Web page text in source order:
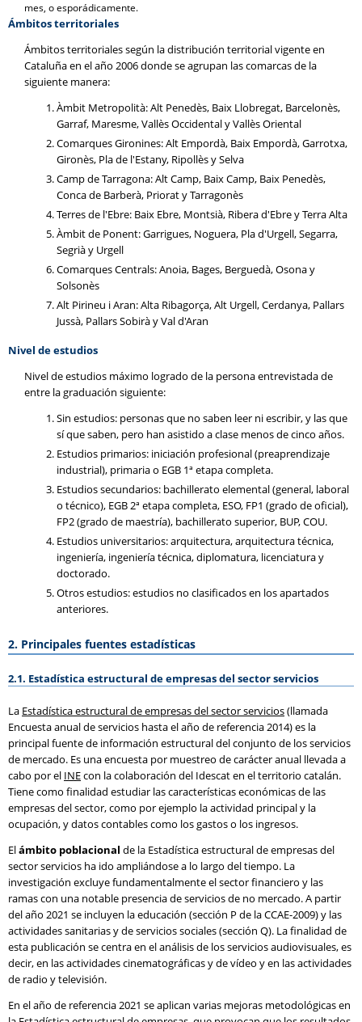
mes, o esporádicamente.
Ámbitos territoriales
Ámbitos territoriales según la distribución territorial vigente en
Cataluña en el año 2006 donde se agrupan las comarcas de la
siguiente manera:
Àmbit Metropolità: Alt Penedès, Baix Llobregat, Barcelonès,
Garraf, Maresme, Vallès Occidental y Vallès Oriental
Comarques Gironines: Alt Empordà, Baix Empordà, Garrotxa,
Gironès, Pla de l'Estany, Ripollès y Selva
Camp de Tarragona: Alt Camp, Baix Camp, Baix Penedès,
Conca de Barberà, Priorat y Tarragonès
Terres de l'Ebre: Baix Ebre, Montsià, Ribera d'Ebre y Terra Alta
Àmbit de Ponent: Garrigues, Noguera, Pla d'Urgell, Segarra,
Segrià y Urgell
Comarques Centrals: Anoia, Bages, Berguedà, Osona y
Solsonès
Alt Pirineu i Aran: Alta Ribagorça, Alt Urgell, Cerdanya, Pallars
Jussà, Pallars Sobirà y Val d'Aran
Nivel de estudios
Nivel de estudios máximo logrado de la persona entrevistada de
entre la graduación siguiente:
Sin estudios: personas que no saben leer ni escribir, y las que
sí que saben, pero han asistido a clase menos de cinco años.
Estudios primarios: iniciación profesional (preaprendizaje
industrial), primaria o EGB 1ª etapa completa.
Estudios secundarios: bachillerato elemental (general, laboral
o técnico), EGB 2ª etapa completa, ESO, FP1 (grado de oficial),
FP2 (grado de maestría), bachillerato superior, BUP, COU.
Estudios universitarios: arquitectura, arquitectura técnica,
ingeniería, ingeniería técnica, diplomatura, licenciatura y
doctorado.
Otros estudios: estudios no clasificados en los apartados
anteriores.
2. Principales fuentes estadísticas
2.1. Estadística estructural de empresas del sector servicios
La Estadística estructural de empresas del sector servicios(llamada
Encuesta anual de servicios hasta el año de referencia 2014) es la
principal fuente de información estructural del conjunto de los servicios
de mercado. Es una encuesta por muestreo de carácter anual llevada a
cabo por el INEcon la colaboración del Idescat en el territorio catalán.
Tiene como finalidad estudiar las características económicas de las
empresas del sector, como por ejemplo la actividad principal y la
ocupación, y datos contables como los gastos o los ingresos.
Elámbito poblacional de la Estadística estructural de empresas del
sector servicios ha ido ampliándose a lo largo del tiempo. La
investigación excluye fundamentalmente el sector financiero y las
ramas con una notable presencia de servicios de no mercado. A partir
del año 2021 se incluyen la educación (sección P de la CCAE-2009) y las
actividades sanitarias y de servicios sociales (sección Q). La finalidad de
esta publicación se centra en el análisis de los servicios audiovisuales, es
decir, en las actividades cinematográficas y de vídeo y en las actividades
de radio y televisión.
En el año de referencia 2021 se aplican varias mejoras metodológicas en